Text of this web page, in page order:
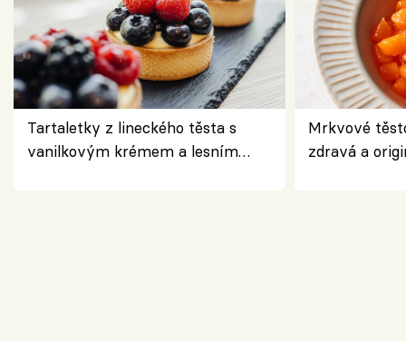
Tartaletky z lineckého těsta s
vanilkovým krémem a lesním
Mrkvové
zdravá a